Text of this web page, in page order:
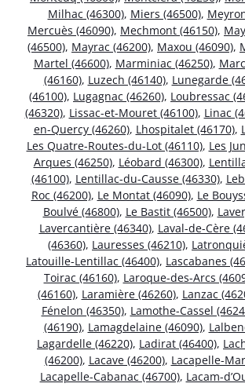
Milhac (46300), Miers (46500),
Mercuès (46090), Mechmont (46150),
(46500), Mayrac (46200), Maxou (46090),
Martel (46600), Marminiac (46250),
(46160), Luzech (46140), Lunegarde
(46100), Lugagnac (46260), Loubressac
(46320), Lissac-et-Mouret (46100), Linac
en-Quercy (46260), Lhospitalet (46170),
Les Quatre-Routes-du-Lot (46110), Les
Arques (46250), Léobard (46300),
(46100), Lentillac-du-Causse (46330),
Roc (46200), Le Montat (46090), Le
Boulvé (46800), Le Bastit (46500),
Lavercantière (46340), Laval-de-Cère
(46360), Lauresses (46210),
Latouille-Lentillac (46400), Lascabanes
Toirac (46160), Laroque-des-Arcs
(46160), Laramière (46260), Lanzac
Fénelon (46350), Lamothe-Cassel
(46190), Lamagdelaine (46090),
Lagardelle (46220), Ladirat (46400),
(46200), Lacave (46200), Lacapelle-
Lacapelle-Cabanac (46700), Lacam-